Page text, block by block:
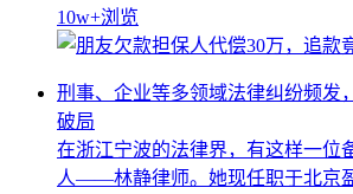
10w+浏览
刑事、企业等多领域法律纠纷频发
破局
在浙江宁波的法律界，有这样一位
人——林静律师。她现任职于北京